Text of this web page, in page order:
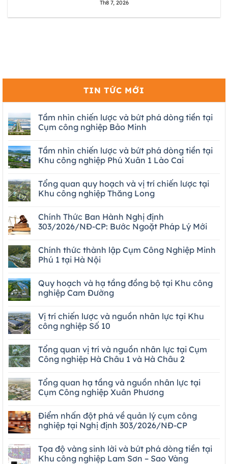
Th8 7, 2026
TIN TỨC MỚI
Tầm nhìn chiến lược và bứt phá dòng tiền tại
Cụm công nghiệp Bảo Minh
Tầm nhìn chiến lược và bứt phá dòng tiền tại
Khu công nghiệp Phú Xuân 1 Lào Cai
Tổng quan quy hoạch và vị trí chiến lược tại
Khu công nghiệp Thăng Long
Chính Thức Ban Hành Nghị định
303/2026/NĐ-CP: Bước Ngoặt Pháp Lý Mới
Chính thức thành lập Cụm Công Nghiệp Minh
Phú 1 tại Hà Nội
Quy hoạch và hạ tầng đồng bộ tại Khu công
nghiệp Cam Đường
Vị trí chiến lược và nguồn nhân lực tại Khu
công nghiệp Số 10
Tổng quan vị trí và nguồn nhân lực tại Cụm
Công nghiệp Hà Châu 1 và Hà Châu 2
Tổng quan hạ tầng và nguồn nhân lực tại
Cụm Công nghiệp Xuân Phương
Điểm nhấn đột phá về quản lý cụm công
nghiệp tại Nghị định 303/2026/NĐ-CP
Tọa độ vàng sinh lời và bứt phá dòng tiền tại
Khu công nghiệp Lam Sơn – Sao Vàng